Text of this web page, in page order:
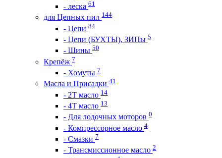
- леска 61
для Цепных пил 144
- Цепи 84
- Цепи (БУХТЫ), ЗИПы 5
- Шины 50
Крепёж 7
- Хомуты 7
Масла и Присадки 41
- 2Т масло 14
- 4Т масло 13
- Для лодочных моторов 0
- Компрессорное масло 4
- Смазки 7
- Трансмиссионное масло 2